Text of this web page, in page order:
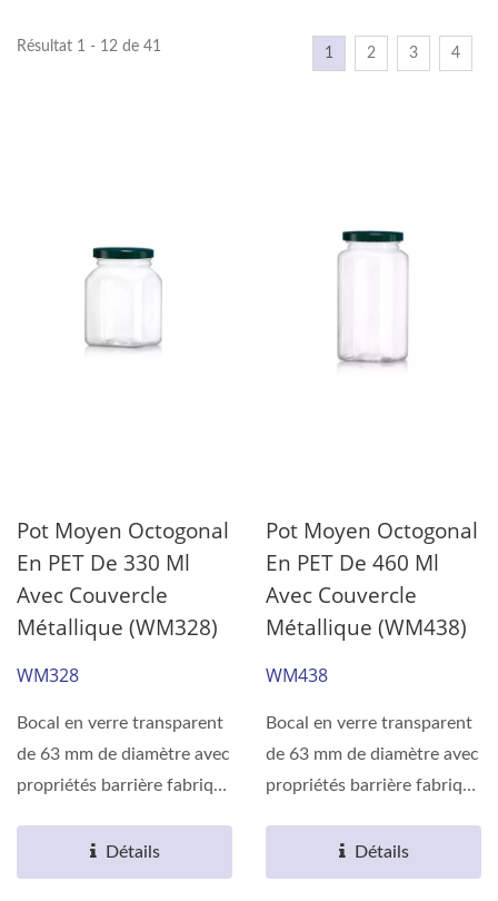
Résultat 1 - 12 de 41 1 2 3 4
Pot Moyen Octogonal
En PET De 330 Ml
Avec Couvercle
Métallique (WM328)
WM328
Bocal en verre transparent
de 63 mm de diamètre avec
propriétés barrière fabriqué
Détails
Pot Moyen Octogonal
En PET De 460 Ml
Avec Couvercle
Métallique (WM438)
WM438
Bocal en verre transparent
de 63 mm de diamètre avec
propriétés barrière fabriqué
Détails